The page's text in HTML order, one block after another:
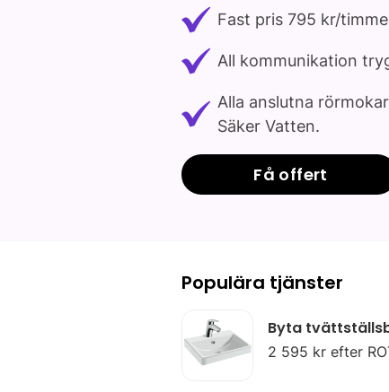
Fast pris 795 kr/
All kommunikation
Alla anslutna
Säker Vatten.
Få offert
Populära tjänster
Byta
2 595 kr efter